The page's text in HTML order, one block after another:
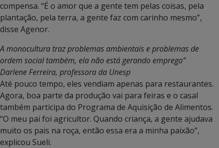
compensa. “É o amor que a gente tem pelas coisas, pela
plantação, pela terra, a gente faz com carinho mesmo”,
disse Agenor.
A monocultura traz problemas ambientais e problemas de
ordem social também, ela não está gerando emprego”
Darlene Ferreira, professora da Unesp
Até pouco tempo, eles vendiam apenas para restaurantes.
Agora, boa parte da produção vai para feiras e o casal
também participa do Programa de Aquisição de Alimentos.
“O meu pai foi agricultor. Quando criança, a gente ajudava
muito os pais na roça, então essa era a minha paixão”,
explicou Sueli.